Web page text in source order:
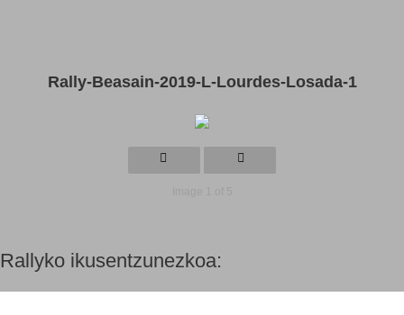
Rally-Beasain-2019-L-Lourdes-Losada-1
Rallyko ikusentzunezkoa: